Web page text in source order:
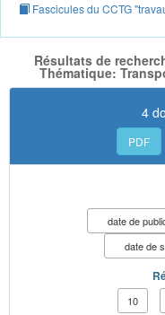
Fascicules du CCTG
Résultats de
Thématique:
4
PDF
date de
date de
10